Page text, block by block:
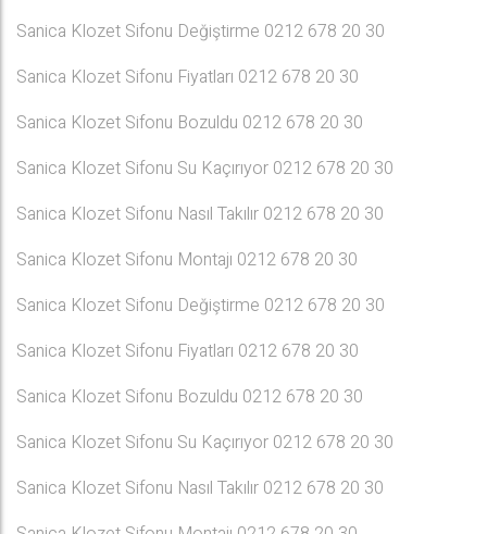
Sanica Klozet Sifonu Değiştirme 0212 678 20 30
Sanica Klozet Sifonu Fiyatları 0212 678 20 30
Sanica Klozet Sifonu Bozuldu 0212 678 20 30
Sanica Klozet Sifonu Su Kaçırıyor 0212 678 20 30
Sanica Klozet Sifonu Nasıl Takılır 0212 678 20 30
Sanica Klozet Sifonu Montajı 0212 678 20 30
Sanica Klozet Sifonu Değiştirme 0212 678 20 30
Sanica Klozet Sifonu Fiyatları 0212 678 20 30
Sanica Klozet Sifonu Bozuldu 0212 678 20 30
Sanica Klozet Sifonu Su Kaçırıyor 0212 678 20 30
Sanica Klozet Sifonu Nasıl Takılır 0212 678 20 30